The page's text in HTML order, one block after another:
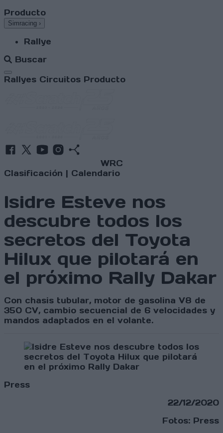
Producto
Simracing ›
Rallye
Buscar
Abrir menú
Rallyes Circuitos Producto
WRC
Clasificación | Calendario
Isidre Esteve nos
descubre todos los
secretos del Toyota
Hilux que pilotará en
el próximo Rally Dakar
Con chasis tubular, motor de gasolina V8 de
350 CV, cambio secuencial de 6 velocidades y
mandos adaptados en el volante.
Press
22/12/2020
Fotos: Press